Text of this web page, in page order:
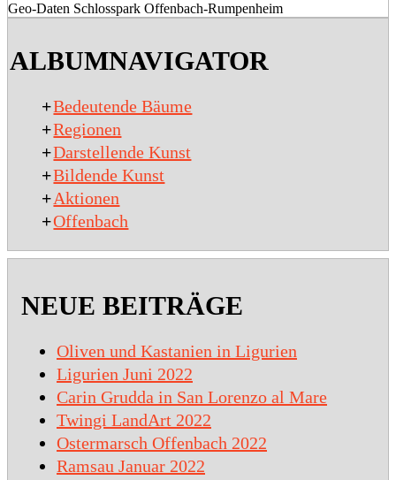
Geo-Daten Schlosspark Offenbach-Rumpenheim
17
ALBUMNAVIGATOR
+Bedeutende Bäume
+Regionen
+Darstellende Kunst
+Bildende Kunst
+Aktionen
+Offenbach
NEUE BEITRÄGE
Oliven und Kastanien in Ligurien
Ligurien Juni 2022
Carin Grudda in San Lorenzo al Mare
Twingi LandArt 2022
Ostermarsch Offenbach 2022
Ramsau Januar 2022